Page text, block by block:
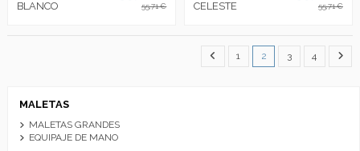
BLANCO
55,71 €
CELESTE
55,71 €
1 2 3 4
MALETAS
MALETAS GRANDES
EQUIPAJE DE MANO